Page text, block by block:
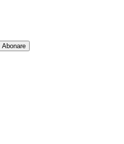
Abonare